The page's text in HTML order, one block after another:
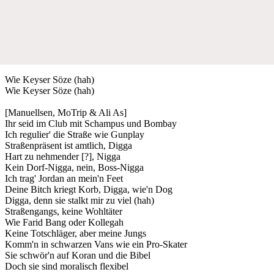
Wie Keyser Söze (hah)
Wie Keyser Söze (hah)
[Manuellsen, MoTrip & Ali As]
Ihr seid im Club mit Schampus und Bombay
Ich regulier' die Straße wie Gunplay
Straßenpräsent ist amtlich, Digga
Hart zu nehmender [?], Nigga
Kein Dorf-Nigga, nein, Boss-Nigga
Ich trag' Jordan an mein'n Feet
Deine Bitch kriegt Korb, Digga, wie'n Dog
Digga, denn sie stalkt mir zu viel (hah)
Straßengangs, keine Wohltäter
Wie Farid Bang oder Kollegah
Keine Totschläger, aber meine Jungs
Komm'n in schwarzen Vans wie ein Pro-Skater
Sie schwör'n auf Koran und die Bibel
Doch sie sind moralisch flexibel